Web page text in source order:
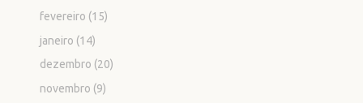
fevereiro (15)
janeiro (14)
dezembro (20)
novembro (9)